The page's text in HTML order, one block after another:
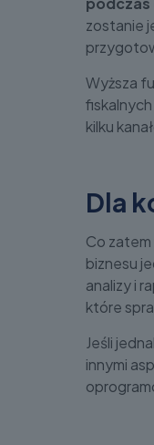
zostanie
Wyższa
kilku
Dla
Co
biznesu
analizy i
które
Jeśli
innymi